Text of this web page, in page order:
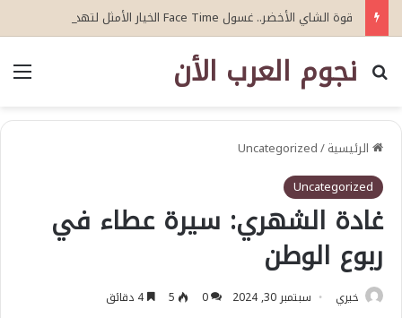
نجوم العرب الأن
بحث عن
الرئيسية/
Uncategorized
Uncategorized
غادة الشهري: سيرة عطاء في
ربوع الوطن
خيري سبتمبر 30, 2024 0
5